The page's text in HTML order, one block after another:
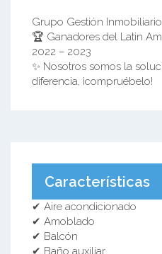
Grupo Gestión Inmobiliario
🏆 Ganadores del Latin
2022 – 2023
✨ Nosotros somos la
diferencia, ¡compruébelo!
Características
✔ Aire acondicionado
✔ Amoblado
✔ Balcón
✔ Baño auxiliar